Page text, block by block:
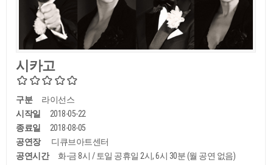
시카고
구분
라이선스
시작일
2018-05-22
종료일
2018-08-05
공연장
디큐브아트센터
공연시간
화-금 8시 / 토일 공휴일 2시, 6시 30분 (월 공연 없음)